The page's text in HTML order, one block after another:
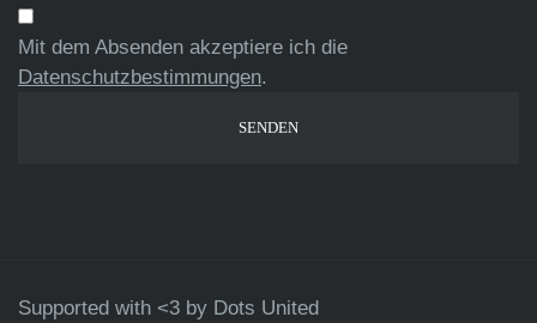
Mit dem Absenden akzeptiere ich die
Datenschutzbestimmungen.
Supported with <3 by Dots United